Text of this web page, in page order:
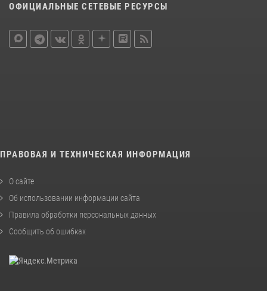
ОФИЦИАЛЬНЫЕ СЕТЕВЫЕ РЕСУРСЫ
ПРАВОВАЯ И ТЕХНИЧЕСКАЯ ИНФОРМАЦИЯ
О сайте
Об использовании информации сайта
Правила обработки персональных данных
Сообщить об ошибках